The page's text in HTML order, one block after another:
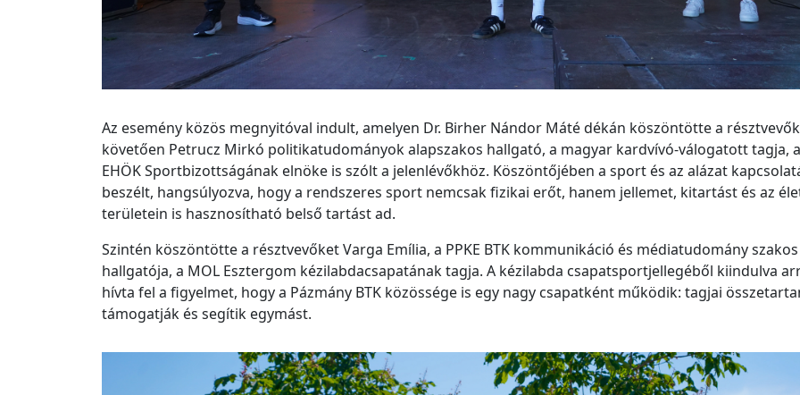
Az esemény közös megnyitóval indult, amelyen Dr. Birher Nándor Máté dékán köszöntötte a
követően Petrucz Mirkó politikatudományok alapszakos hallgató, a magyar kardvívó-válogatott tagja, a
EHÖK Sportbizottságának elnöke is szólt a jelenlévőkhöz. Köszöntőjében a sport és az alázat
beszélt, hangsúlyozva, hogy a rendszeres sport nemcsak fizikai erőt, hanem jellemet, kitartást és az
területein is hasznosítható belső tartást ad.
Szintén köszöntötte a résztvevőket Varga Emília, a PPKE BTK kommunikáció és médiatudomány szakos
hallgatója, a MOL Esztergom kézilabdacsapatának tagja. A kézilabda csapatsportjellegéből kiindulva
hívta fel a figyelmet, hogy a Pázmány BTK közössége is egy nagy csapatként működik: tagjai
támogatják és segítik egymást.